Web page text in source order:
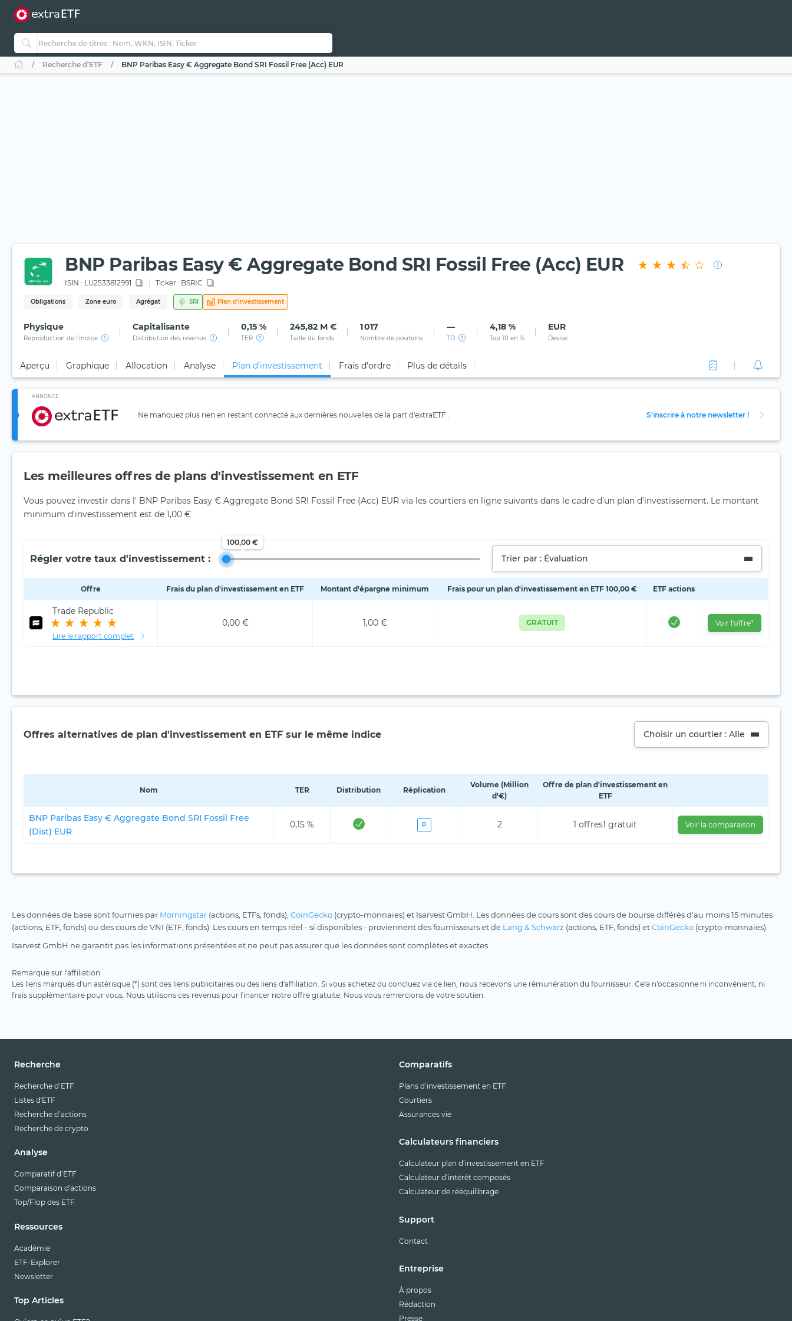
Recherche d’ETF BNP Paribas Easy € Aggregate Bond SRI Fossil Free (Acc) EUR
BNP Paribas Easy € Aggregate Bond SRI Fossil Free (Acc) EUR
ISIN : LU2533812991 Ticker : BSRIC
Obligations Zone euro Agrégat SRI Plan d'investissement
Physique
Reproduction de l'indice
Capitalisante
Distribution des revenus
0,15 %
TER
245,82 M €
Taille du fonds
1 017
Nombre de positions
—
TD
4,18 %
Top 10 en %
EUR
Devise
Aperçu Graphique Allocation Analyse Plan d'investissement Frais d'ordre Plus de détails
ANNONCE
Ne manquez plus rien en restant connecté aux dernières nouvelles de la part d'extraETF . S'inscrire à notre newsletter !
Les meilleures offres de plans d'investissement en ETF
Vous pouvez investir dans l' BNP Paribas Easy € Aggregate Bond SRI Fossil Free (Acc) EUR via les courtiers en ligne suivants dans le cadre d'un plan d'investissement. Le montant
minimum d'investissement est de 1,00 €
Régler votre taux d'investissement :
100,00 €
Trier par : Évaluation
Offre Frais du plan d'investissement en ETF Montant d'épargne minimum Frais pour un plan d'investissement en ETF 100,00 € ETF actions
Trade Republic
Lire le rapport complet
0,00 € 1,00 € GRATUIT Voir l'offre*
Offres alternatives de plan d'investissement en ETF sur le même indice Choisir un courtier : Alle
Nom TER Distribution Réplication
Volume (Million
d'€)
Offre de plan d'investissement en
ETF
BNP Paribas Easy € Aggregate Bond SRI Fossil Free
(Dist) EUR
0,15 % P 2 1 offres1 gratuit Voir la comparaison
Les données de base sont fournies par Morningstar (actions, ETFs, fonds), CoinGecko (crypto-monnaies) et Isarvest GmbH. Les données de cours sont des cours de bourse différés d'au moins 15 minutes
(actions, ETF, fonds) ou des cours de VNI (ETF, fonds). Les cours en temps réel - si disponibles - proviennent des fournisseurs et de Lang & Schwarz (actions, ETF, fonds) etCoinGecko (crypto-monnaies).
Isarvest GmbH ne garantit pas les informations présentées et ne peut pas assurer que les données sont complètes et exactes.
Remarque sur l'affiliation
Les liens marqués d'un astérisque (*) sont des liens publicitaires ou des liens d'affiliation. Si vous achetez ou concluez via ce lien, nous recevons une rémunération du fournisseur. Cela n'occasionne ni inconvénient, ni
frais supplémentaire pour vous. Nous utilisons ces revenus pour financer notre offre gratuite. Nous vous remercions de votre soutien.
Recherche
Recherche d’ETF
Listes d'ETF
Recherche d’actions
Recherche de crypto
Analyse
Comparatif d’ETF
Comparaison d'actions
Top/Flop des ETF
Ressources
Académie
ETF-Explorer
Newsletter
Top Articles
Comparatifs
Plans d’investissement en ETF
Courtiers
Assurances vie
Calculateurs financiers
Calculateur plan d’investissement en ETF
Calculateur d’intérêt composés
Calculateur de rééquilibrage
Support
Contact
Entreprise
À propos
Rédaction
Presse